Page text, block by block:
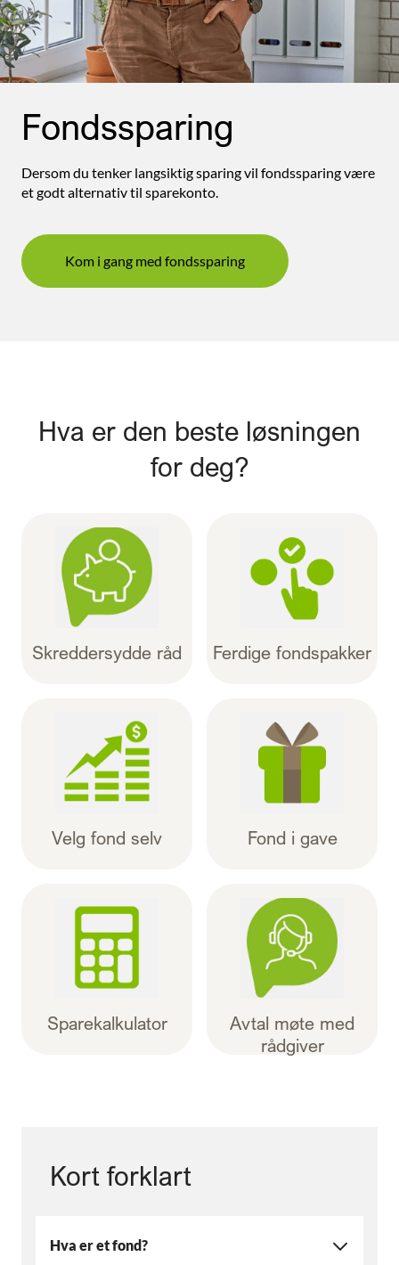
Fondssparing
Dersom du tenker langsiktig sparing vil fondssparing være
et godt alternativ til sparekonto.
Kom i gang med fondssparing
Hva er den beste løsningen
for deg?
Skreddersydde råd Ferdige fondspakker
Velg fond selv Fond i gave
Sparekalkulator
Avtal møte med
rådgiver
Kort forklart
Hva er et fond?